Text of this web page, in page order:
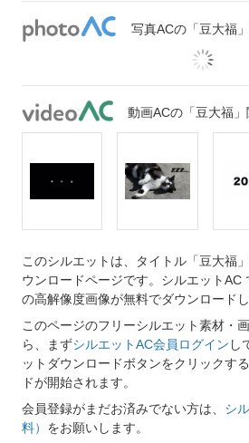
写真ACの「豆大福
動画ACの「豆大福
このシルエットは、タイトル「豆大福
ウンロードページです。シルエットAC
の高解像度画像が無料でダウンロードし
このページのフリーシルエット素材・
ら、まずシルエットAC会員ログイン し
ットダウンロードボタンをクリックす
ドが開始されます。
会員登録がまだお済みでない方は、 シ
料） をお願いします。